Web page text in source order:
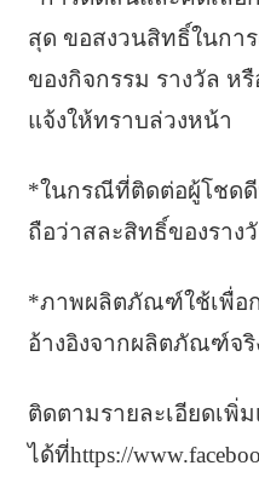
สุด ขอสงวนสิทธิ์ในกา
ของกิจกรรม รางวัล ห
แจ้งให้ทราบล่วงหน้า
*ในกรณีที่ติดต่อผู้โชดดี
ถือว่าสละสิทธิ์ของราง
*ภาพผลิตภัณฑ์ใช้เพื่อก
อ้างอิงจากผลิตภัณฑ์จริ
ติดตามรายละเอียดเพิ่ม
ได้ที่https://